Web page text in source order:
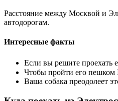
Расстояние между Москвой и
автодорогам.
Интересные факты
Если вы решите проехать
Чтобы пройти его пешком
Ваша собака преодолеет